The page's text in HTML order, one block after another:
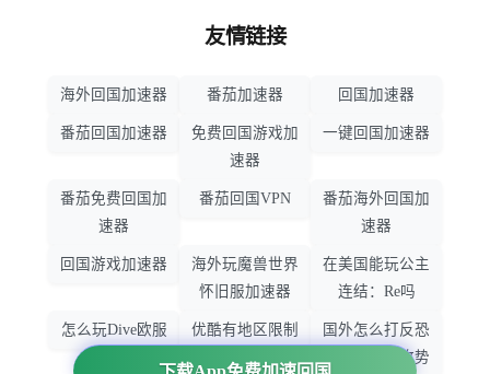
友情链接
海外回国加速器 番茄加速器 回国加速器
番茄回国加速器
免费回国游戏加
速器
一键回国加速器
番茄免费回国加
速器
番茄回国VPN
番茄海外回国加
速器
回国游戏加速器
海外玩魔兽世界
怀旧服加速器
在美国能玩公主
连结：Re吗
怎么玩Dive欧服
优酷有地区限制
吗
国外怎么打反恐
精英：全球攻势